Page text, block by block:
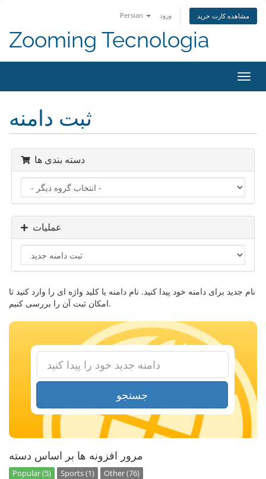
Persian ورود مشاهده کارت خرید
Zooming Tecnologia
تغییر
ثبت دامنه
دسته بندی ها
عملیات
نام جدید برای دامنه خود پیدا کنید. نام دامنه یا کلید واژه ای را وارد کنید تا
امکان ثبت آن را بررسی کنیم.
جستجو
مرور افزونه ها بر اساس دسته
Popular (5) Sports (1) Other (76)